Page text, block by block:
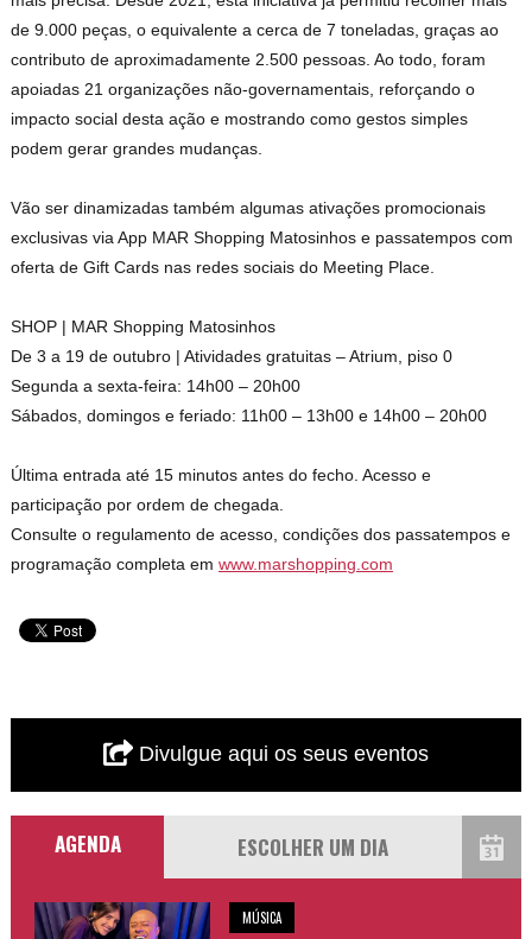
de 9.000 peças, o equivalente a cerca de 7 toneladas, graças ao
contributo de aproximadamente 2.500 pessoas. Ao todo, foram
apoiadas 21 organizações não-governamentais, reforçando o
impacto social desta ação e mostrando como gestos simples
podem gerar grandes mudanças.
Vão ser dinamizadas também algumas ativações promocionais
exclusivas via App MAR Shopping Matosinhos e passatempos com
oferta de Gift Cards nas redes sociais do Meeting Place.
SHOP | MAR Shopping Matosinhos
De 3 a 19 de outubro | Atividades gratuitas – Atrium, piso 0
Segunda a sexta-feira: 14h00 – 20h00
Sábados, domingos e feriado: 11h00 – 13h00 e 14h00 – 20h00
Última entrada até 15 minutos antes do fecho. Acesso e
participação por ordem de chegada.
Consulte o regulamento de acesso, condições dos passatempos e
programação completa emwww.marshopping.com
Divulgue aqui os seus eventos
AGENDA
MÚSICA